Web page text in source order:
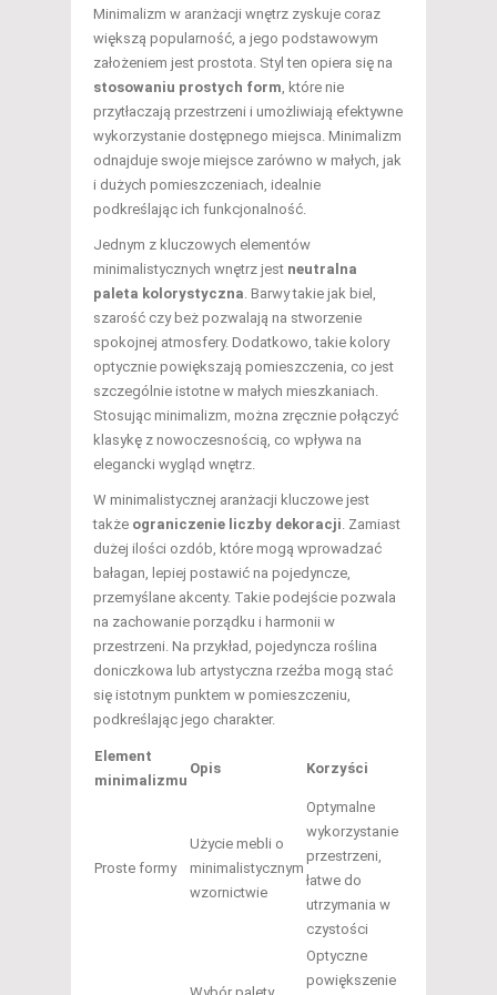
Minimalizm w aranżacji wnętrz zyskuje coraz
większą popularność, a jego podstawowym
założeniem jest prostota. Styl ten opiera się na
stosowaniu prostych form, które nie
przytłaczają przestrzeni i umożliwiają efektywne
wykorzystanie dostępnego miejsca. Minimalizm
odnajduje swoje miejsce zarówno w małych, jak
i dużych pomieszczeniach, idealnie
podkreślając ich funkcjonalność.
Jednym z kluczowych elementów
minimalistycznych wnętrz jest neutralna
paleta kolorystyczna. Barwy takie jak biel,
szarość czy beż pozwalają na stworzenie
spokojnej atmosfery. Dodatkowo, takie kolory
optycznie powiększają pomieszczenia, co jest
szczególnie istotne w małych mieszkaniach.
Stosując minimalizm, można zręcznie połączyć
klasykę z nowoczesnością, co wpływa na
elegancki wygląd wnętrz.
W minimalistycznej aranżacji kluczowe jest
także ograniczenie liczby dekoracji. Zamiast
dużej ilości ozdób, które mogą wprowadzać
bałagan, lepiej postawić na pojedyncze,
przemyślane akcenty. Takie podejście pozwala
na zachowanie porządku i harmonii w
przestrzeni. Na przykład, pojedyncza roślina
doniczkowa lub artystyczna rzeźba mogą stać
się istotnym punktem w pomieszczeniu,
podkreślając jego charakter.
Element
minimalizmu
Opis Korzyści
Proste formy
Użycie mebli o
minimalistycznym
wzornictwie
Optymalne
wykorzystanie
przestrzeni,
łatwe do
utrzymania w
czystości
Optyczne
powiększenie